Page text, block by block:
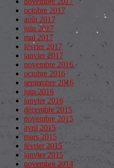
octobre 2017
août 2017
juin 2017
mai 2017
février 2017
janvier 2017
novembre 2016
octobre 2016
septembre 2016
juin 2016
janvier 2016
décembre 2015
novembre 2015
avril 2015
mars 2015
février 2015
janvier 2015
novembre 2014